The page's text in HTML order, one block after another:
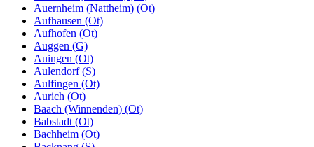
Auernheim (Nattheim) (Ot)
Aufhausen (Ot)
Aufhofen (Ot)
Auggen (G)
Auingen (Ot)
Aulendorf (S)
Aulfingen (Ot)
Aurich (Ot)
Baach (Winnenden) (Ot)
Babstadt (Ot)
Bachheim (Ot)